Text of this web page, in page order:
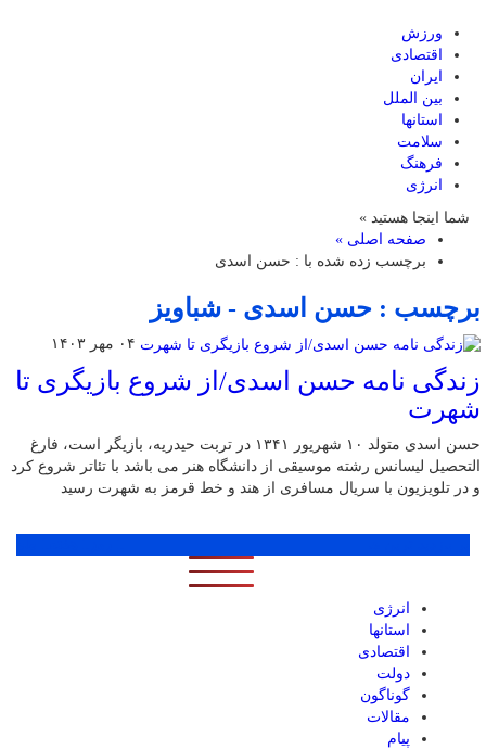
ورزش
اقتصادی
ایران
بین الملل
استانها
سلامت
فرهنگ
انرژی
شما اینجا هستید »
صفحه اصلی »
برچسب زده شده با : حسن اسدی
برچسب : حسن اسدی - شباویز
۰۴ مهر ۱۴۰۳
زندگی نامه حسن اسدی/از شروع بازیگری تا
شهرت
حسن اسدی متولد ۱۰ شهریور ۱۳۴۱ در تربت حیدریه، بازیگر است، فارغ
التحصیل لیسانس رشته موسیقی از دانشگاه هنر می باشد با تئاتر شروع کرد
و در تلویزیون با سریال مسافری از هند و خط قرمز به شهرت رسید
انرژی
استانها
اقتصادی
دولت
گوناگون
مقالات
پیام